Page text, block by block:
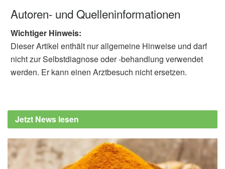
Autoren- und Quelleninformationen
Wichtiger Hinweis:
Dieser Artikel enthält nur allgemeine Hinweise und darf
nicht zur Selbstdiagnose oder -behandlung verwendet
werden. Er kann einen Arztbesuch nicht ersetzen.
Jetzt News lesen